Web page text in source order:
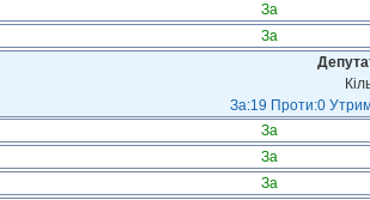
За
За
За:19 Проти:0
За
За
За